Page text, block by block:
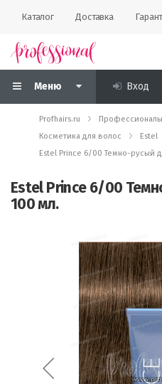
Каталог Доставка
Меню Вход
Profhairs.ru
Косметика для волос
Estel
Estel Prince 6/00 Темно-русый
Estel Prince 6/00
100 мл.